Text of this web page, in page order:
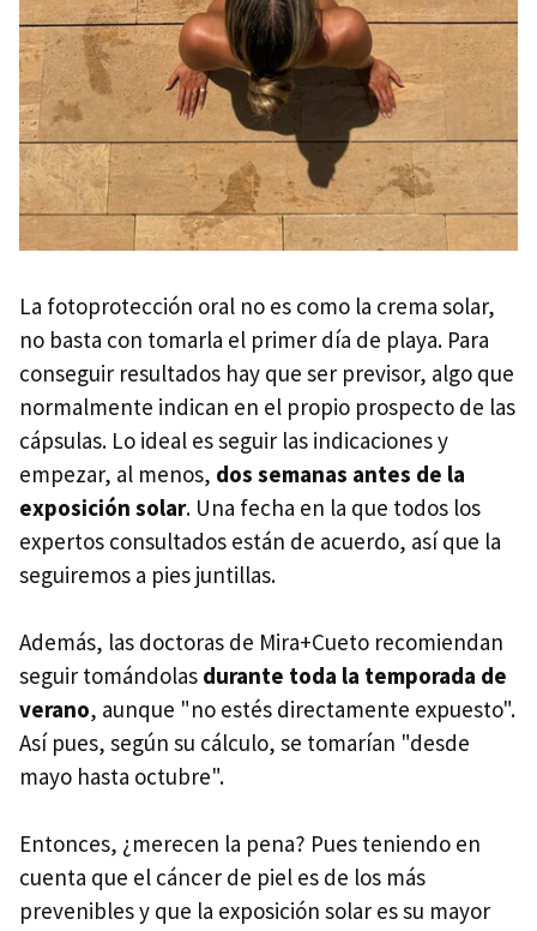
La fotoprotección oral no es como la crema solar,
no basta con tomarla el primer día de playa. Para
conseguir resultados hay que ser previsor, algo que
normalmente indican en el propio prospecto de las
cápsulas. Lo ideal es seguir las indicaciones y
empezar, al menos, dos semanas antes de la
exposición solar. Una fecha en la que todos los
expertos consultados están de acuerdo, así que la
seguiremos a pies juntillas.
Además, las doctoras de Mira+Cueto recomiendan
seguir tomándolas durante toda la temporada de
verano, aunque "no estés directamente expuesto".
Así pues, según su cálculo, se tomarían "desde
mayo hasta octubre".
Entonces, ¿merecen la pena? Pues teniendo en
cuenta que el cáncer de piel es de los más
prevenibles y que la exposición solar es su mayor